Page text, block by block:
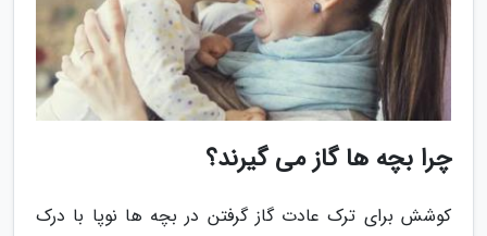
چرا بچه ها گاز می گیرند؟
کوشش برای ترک عادت گاز گرفتن در بچه ها نوپا با درک